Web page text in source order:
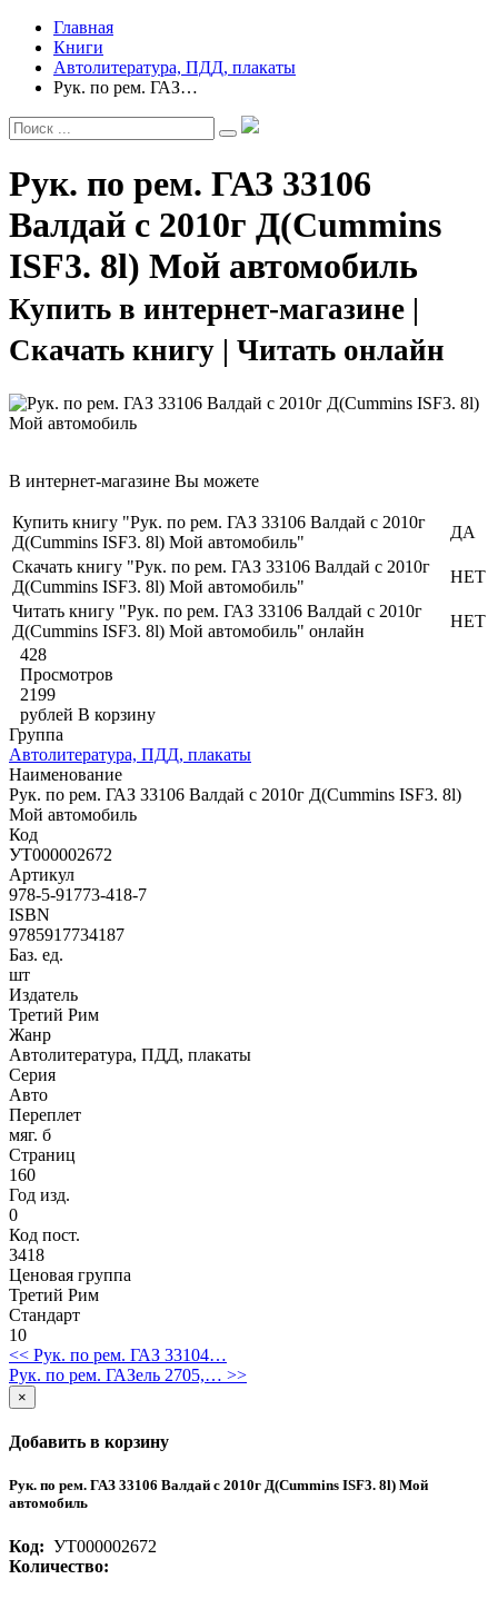
Главная
Книги
Автолитература, ПДД, плакаты
Рук. по рем. ГАЗ…
Рук. по рем. ГАЗ 33106
Валдай с 2010г Д(Cummins
ISF3. 8l) Мой автомобиль
Купить в интернет-магазине |
Скачать книгу | Читать онлайн
В интернет-магазине Вы можете
Купить книгу "Рук. по рем. ГАЗ 33106 Валдай с 2010г
Д(Cummins ISF3. 8l) Мой автомобиль"
ДА
Скачать книгу "Рук. по рем. ГАЗ 33106 Валдай с 2010г
Д(Cummins ISF3. 8l) Мой автомобиль"
НЕТ
Читать книгу "Рук. по рем. ГАЗ 33106 Валдай с 2010г
Д(Cummins ISF3. 8l) Мой автомобиль" онлайн
НЕТ
428
Просмотров
2199
рублей В корзину
Группа
Автолитература, ПДД, плакаты
Наименование
Рук. по рем. ГАЗ 33106 Валдай с 2010г Д(Cummins ISF3. 8l)
Мой автомобиль
Код
УТ000002672
Артикул
978-5-91773-418-7
ISBN
9785917734187
Баз. ед.
шт
Издатель
Третий Рим
Жанр
Автолитература, ПДД, плакаты
Серия
Авто
Переплет
мяг. б
Страниц
160
Год изд.
0
Код пост.
3418
Ценовая группа
Третий Рим
Стандарт
10
<< Рук. по рем. ГАЗ 33104…
Рук. по рем. ГАЗель 2705,… >>
×
Добавить в корзину
Рук. по рем. ГАЗ 33106 Валдай с 2010г Д(Cummins ISF3. 8l) Мой
автомобиль
Код: УТ000002672
Количество: